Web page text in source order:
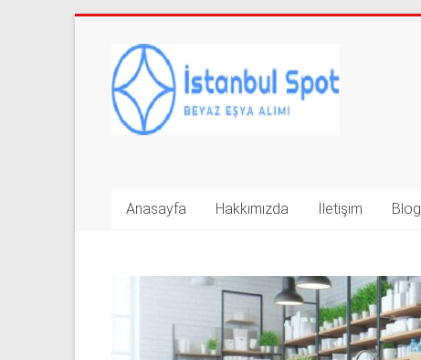
contentİkinci
El
Beyaz
Alan
Anasayfa Hakkımızda İletişim Blog